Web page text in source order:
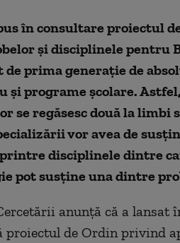
în consultare proiectul
şi disciplinele pentru
prima generaţie de
şi programe şcolare.
se regăsesc două la limbi
vor avea de
disciplinele dintre
pot susţine una dintre
anunţă că a lansat
proiectul de Ordin privind